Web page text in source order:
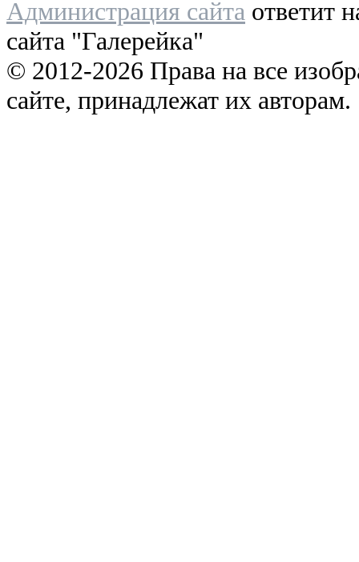
Администрация сайта ответит
сайта "Галерейка"
© 2012-2026 Права на все
сайте, принадлежат их авторам.